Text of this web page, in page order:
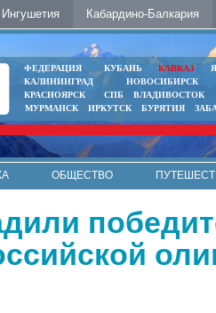
Ингушетия Кабардино-Балкария
ФЕДЕРАЦИЯ КУБАНЬ КАВКАЗ
КАЛИНИНГРАД
НОВОСИБИРСК
КРАСНОЯРСК
СПБ
ВЛАДИВОСТОК
МУРМАНСК
ИРКУТСК БУРЯТИЯ
ОБЩЕСТВО